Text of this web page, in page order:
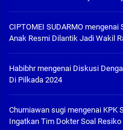
CIPTOMEI SUDARMO mengenai
Anak Resmi Dilantik Jadi Wakil
Habibhrmengenai Diskusi
Di Pilkada 2024
Churniawan sugi mengenai KPK
Ingatkan Tim Dokter Soal